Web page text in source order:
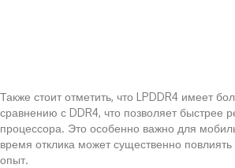
Также стоит отметить, что LPDDR4 имеет
сравнению с DDR4, что позволяет быстрее
процессора. Это особенно важно для
время отклика может существенно повлиять
опыт.